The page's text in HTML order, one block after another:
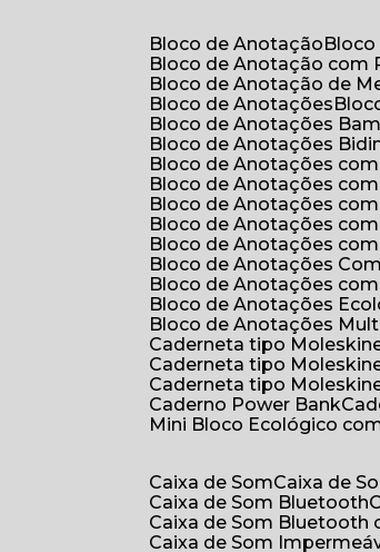
Bloco de Anotação
Bloco de Anotação com
Bloco de Anotação de
Bloco de Anotações
Bloco de Anotações
Bloco de Anotações
Bloco de Anotações
Bloco de Anotações
Bloco de Anotações
Bloco de Anotações
Bloco de Anotações
Bloco de Anotações
Bloco de Anotações
Bloco de Anotações
Bloco de Anotações
Caderneta tipo
Caderneta tipo
Caderneta tipo
Caderno Power Bank
Mini Bloco Ecológico
Caixa de Som
Caixa de
Caixa de Som Bluetooth
Caixa de Som
Caixa de Som